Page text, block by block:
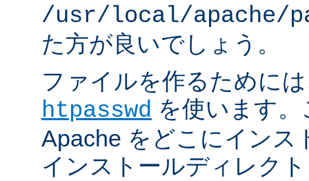
/usr/local/apache/
た方が良いでしょう。
ファイルを作るために
htpasswd を使います
Apache をどこにインス
インストールディレク